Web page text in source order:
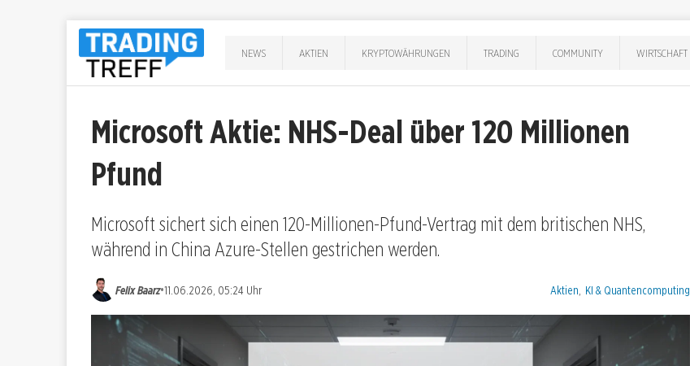
NEWS AKTIEN KRYPTOWÄHRUNGEN TRADING COMMUNITY WIRTSCHAFT
Microsoft Aktie: NHS-Deal über 120 Millionen
Pfund
Microsoft sichert sich einen 120-Millionen-Pfund-Vertrag mit dem britischen NHS,
während in China Azure-Stellen gestrichen werden.
Felix Baarz•11.06.2026, 05:24 Uhr Kategorien:
Aktien KI & Quantencomputing